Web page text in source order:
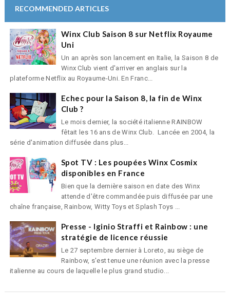
RECOMMENDED ARTICLES
Winx Club Saison 8 sur Netflix Royaume
Uni
Un an après son lancement en Italie, la Saison 8 de
Winx Club vient d'arriver en anglais sur la
plateforme Netflix au Royaume-Uni. En Franc...
Echec pour la Saison 8, la fin de Winx
Club ?
Le mois dernier, la société italienne RAINBOW
fêtait les 16 ans de Winx Club. Lancée en 2004, la
série d'animation diffusée dans plus...
Spot TV : Les poupées Winx Cosmix
disponibles en France
Bien que la dernière saison en date des Winx
attende d'être commandée puis diffusée par une
chaîne française, Rainbow, Witty Toys et Splash Toys ...
Presse - Iginio Straffi et Rainbow : une
stratégie de licence réussie
Le 27 septembre dernier à Loreto, au siège de
Rainbow, s'est tenue une réunion avec la presse
italienne au cours de laquelle le plus grand studio...